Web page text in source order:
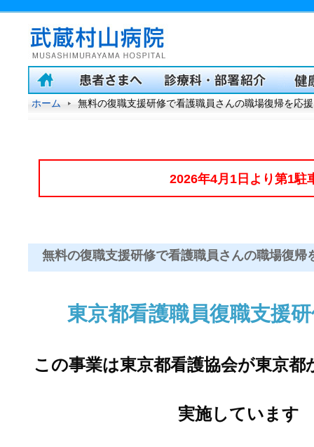
ホーム 無料の復職支援研修で看護職員さんの職場復帰を応
2026年4月1日より第1駐
無料の復職支援研修で看護職員さんの職場復帰
東京都看護職員復職支援
この事業は東京都看護協会が東京都
実施しています